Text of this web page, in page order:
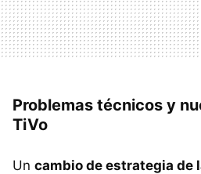
Problemas técnicos y
TiVo
Un cambio de estrategia de